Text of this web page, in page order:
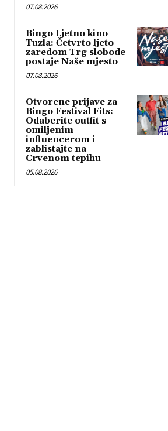
07.08.2026
Bingo Ljetno kino
Tuzla: Četvrto ljeto
zaredom Trg slobode
postaje Naše mjesto
07.08.2026
Otvorene prijave za
Bingo Festival Fits:
Odaberite outfit s
omiljenim
influencerom i
zablistajte na
Crvenom tepihu
05.08.2026